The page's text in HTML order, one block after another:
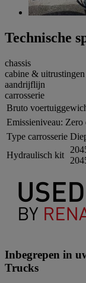
Technische
chassis
cabine & uitrustingen
aandrijflijn
carrosserie
Bruto
Emissieniveau: Zero
Type carrosserie
Hydraulisch kit
Inbegrepen in
Trucks